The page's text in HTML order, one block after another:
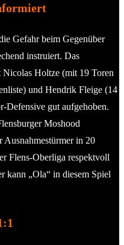
Gefahr beim Gegenüber
instruiert. Das
Holtze (mit 19 Toren
und Hendrik Fleige (14
Defensive gut aufgehoben.
Moshood
Ausnahmestürmer in 20
Flens-Oberliga respektvoll
kann „Ola“ in diesem Spiel